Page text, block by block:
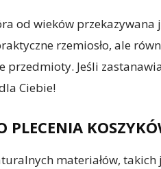
od wieków przekazywana
rzemiosło, ale
Jeśli
Ciebie!
PLECENIA
materiałów,